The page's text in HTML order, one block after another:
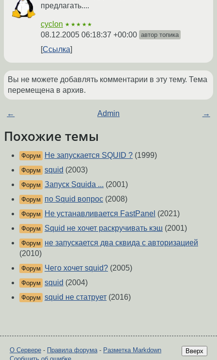
предлагать....
cyclon ★★★★★
08.12.2005 06:18:37 +00:00 автор топика
Ссылка
Вы не можете добавлять комментарии в эту тему. Тема
перемещена в архив.
← Admin →
Похожие темы
Форум Не запускается SQUID ? (1999)
Форум squid (2003)
Форум Запуск Squida ... (2001)
Форум по Squid вопрос (2008)
Форум Не устанавливается FastPanel (2021)
Форум Squid не хочет раскручивать кэш (2001)
Форум
не запуcкается два сквида с авторизацией
(2010)
Форум Чего хочет squid? (2005)
Форум squid (2004)
Форум squid не статрует (2016)
Вверх
О Сервере - Правила форума- Разметка Markdown